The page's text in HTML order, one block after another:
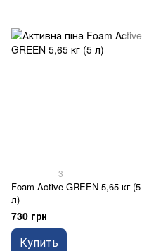
3
Foam Active GREEN 5,65 кг (5
л)
730 грн
Купить